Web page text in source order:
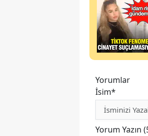
Yorumlar
İsim*
Yorum Yazın